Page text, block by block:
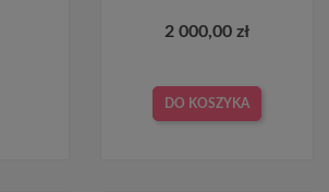
2 000,00 zł
DO KOSZYKA